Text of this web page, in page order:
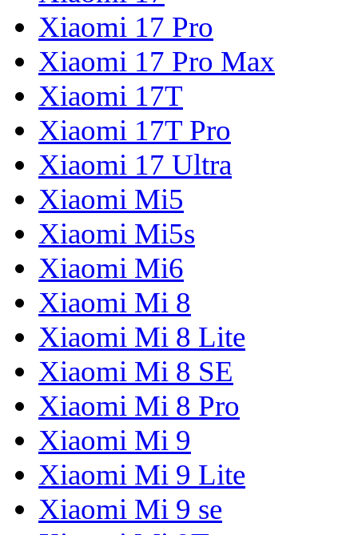
Xiaomi 17 Pro
Xiaomi 17 Pro Max
Xiaomi 17T
Xiaomi 17T Pro
Xiaomi 17 Ultra
Xiaomi Mi5
Xiaomi Mi5s
Xiaomi Mi6
Xiaomi Mi 8
Xiaomi Mi 8 Lite
Xiaomi Mi 8 SE
Xiaomi Mi 8 Pro
Xiaomi Mi 9
Xiaomi Mi 9 Lite
Xiaomi Mi 9 se